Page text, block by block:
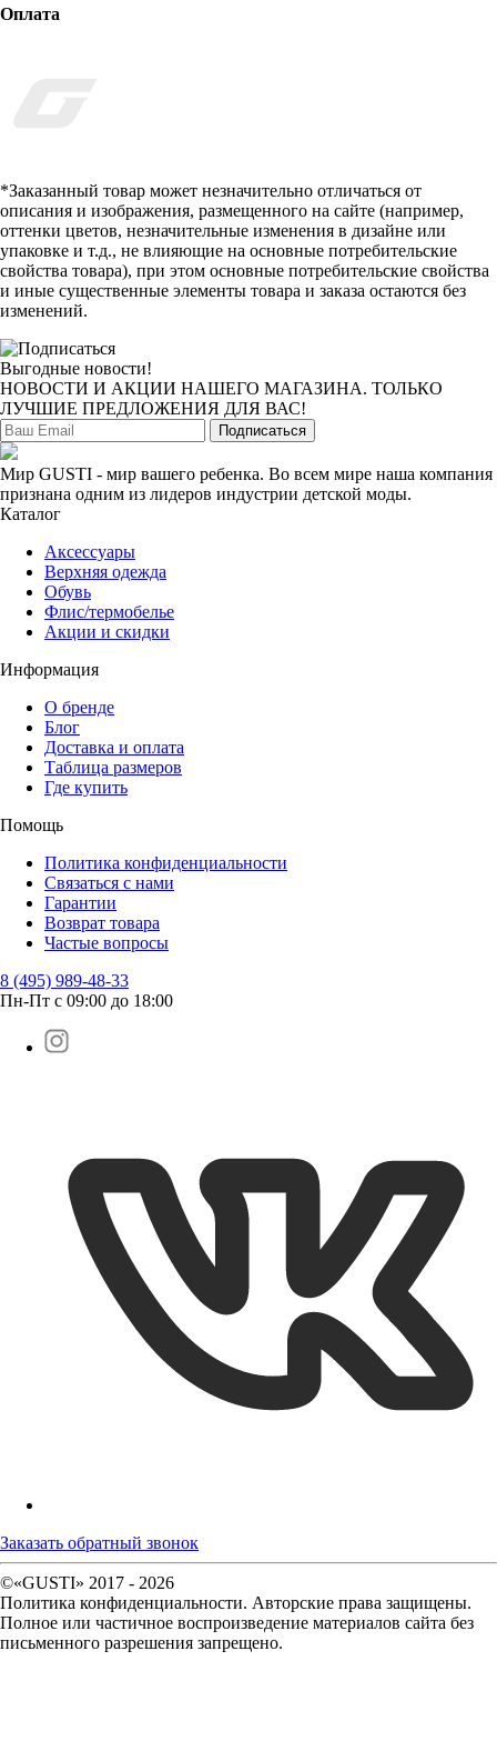
Оплата
*Заказанный товар может незначительно отличаться от
описания и изображения, размещенного на сайте (например,
оттенки цветов, незначительные изменения в дизайне или
упаковке и т.д., не влияющие на основные потребительские
свойства товара), при этом основные потребительские свойства
и иные существенные элементы товара и заказа остаются без
изменений.
Выгодные новости!
НОВОСТИ И АКЦИИ НАШЕГО МАГАЗИНА. ТОЛЬКО
ЛУЧШИЕ ПРЕДЛОЖЕНИЯ ДЛЯ ВАС!
Подписаться
Мир GUSTI - мир вашего ребенка. Во всем мире наша компания
признана одним из лидеров индустрии детской моды.
Каталог
Аксессуары
Верхняя одежда
Обувь
Флис/термобелье
Акции и скидки
Информация
О бренде
Блог
Доставка и оплата
Таблица размеров
Где купить
Помощь
Политика конфиденциальности
Связаться с нами
Гарантии
Возврат товара
Частые вопросы
8 (495) 989-48-33
Пн-Пт с 09:00 до 18:00
Заказать обратный звонок
©«GUSTI» 2017 - 2026
Политика конфиденциальности. Авторские права защищены.
Полное или частичное воспроизведение материалов сайта без
письменного разрешения запрещено.